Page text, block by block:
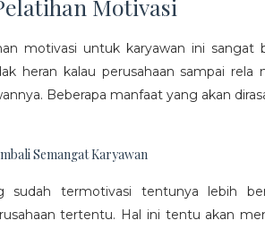
Motivasi
motivasi untuk karyawan ini
heran kalau perusahaan sampai
Beberapa manfaat yang akan
Semangat Karyawan
sudah termotivasi tentunya lebih
tertentu. Hal ini tentu akan